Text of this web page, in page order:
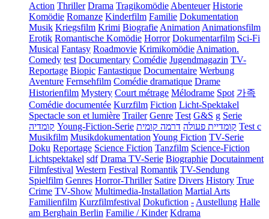
Action Thriller Drama Tragikomödie Abenteuer Historie
Komödie Romanze Kinderfilm Familie Dokumentation
Musik Kriegsfilm Krimi Biografie Animation Animationsfilm
Erotik Romantische Komödie Horror Dokumentarfilm Sci-Fi
Musical Fantasy Roadmovie Krimikomödie Animation.
Comedy test Documentary Comédie Jugendmagazin TV-
Reportage Biopic Fantastique Documentaire Werbung
Aventure Fernsehfilm Comédie dramatique Drame
Historienfilm Mystery Court métrage Mélodrame Spot 가족
Comédie documentée Kurzfilm Fiction Licht-Spektakel
Spectacle son et lumière Trailer Genre Test G&S g Serie
קומדיה Young-Fiction-Serie קומדיית פעולה דרמה קומית
Test c
Musikfilm Musikdokumentation Young Fiction TV-Serie
Doku Reportage Science Fiction Tanzfilm Science-Fiction
Lichtspektakel sdf Drama TV-Serie Biographie Docutainment
Filmfestival Western Festival Romantik TV-Sendung
Spielfilm Genres Horror-Thriller Satire Divers History True
Crime TV-Show Multimedia-Installation Martial Arts
Familienfilm Kurzfilmfestival Dokufiction - Austellung Halle
am Berghain Berlin Familie / Kinder Kdrama